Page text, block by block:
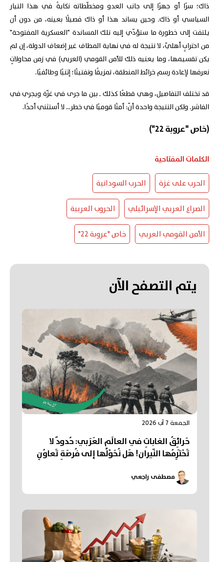
ذاك؛ سرًا أو جهرًا إلى جانب العدو ومخطّطاته نكايةً في هذا التيار
السياسي أو ذاك. وحين يساند هذا أو ذاك فصيلًا بعينه، من دون أن
يلتفت إلى خطورة ما ستؤدّي إليه تلك المساندة "العسكرية المفتوحة"
من احترابٍ أهليّ، لا نتيجة له في نهاية المطاف غير إضعاف الدولة، إن لم
يكن تقسيمها، وما يعنيه ذلك للأمن القومي (العربي) في زمن محاولاتٍ
نعرفها لإعادة رسم خرائط المنطقة، تمزيقًا وتفتيتًا؛ إثنيًا وطائفيًا.
قد تختلف التفاصيل، وهي قطعًا كذلك ـ بين ما جرى في غزّة ويجري في
الفاشر. ولكن النتيجة واحدة أنّ: أمنًا قوميًا في خطر... لا أستثني أحدًا.
(خاص "عروبة 22")
الكلمات المفتاحية
الحرب على غزة الحرب السودانية
الصراع العربي الإسرائيلي الحروب العربية
الأمن القومي العربي خاص "عروبة 22"
يتم التصفح الآن
الجمعة 7 آب 2026
حَرائِقُ الغاباتِ في العالَمِ العَرَبي: حُدودٌ لا
تَحْتَرِمُها النّيران! هَل نُحَوِّلُها إلى فُرصَةِ تَعاوُنٍ
مصطفى راجعي